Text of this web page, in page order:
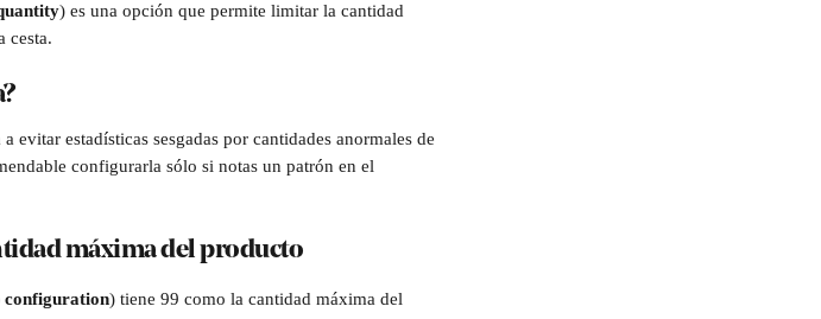
) es una opción que permite limitar la cantidad
cesta.
evitar estadísticas sesgadas por cantidades anormales de
configurarla sólo si notas un patrón en el
máxima del producto
configuration) tiene 99 como la cantidad máxima del